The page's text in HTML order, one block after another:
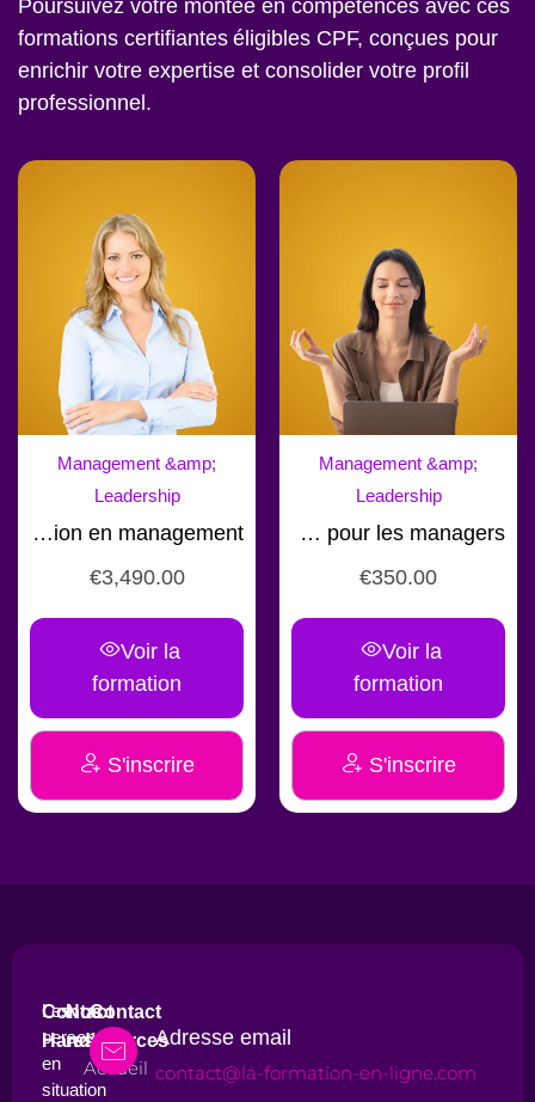
Poursuivez votre montée en compétences avec ces
formations certifiantes éligibles CPF, conçues pour
enrichir votre expertise et consolider votre profil
professionnel.
Management &amp;
Leadership
Formation en management
€3,490.00
Voir la
formation
S'inscrire
Management &amp;
Leadership
Formation gestion du stress pour les managers
€350.00
Voir la
formation
S'inscrire
Contact
Handicap
Les
personnes
en
situation
Nos
ressources
Accueil
Contact
Adresse email
contact@la-formation-en-ligne.com